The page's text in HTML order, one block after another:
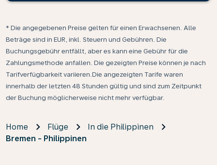
* Die angegebenen Preise gelten für einen Erwachsenen. Alle
Beträge sind in EUR, inkl. Steuern und Gebühren. Die
Buchungsgebühr entfällt, aber es kann eine Gebühr für die
Zahlungsmethode anfallen. Die gezeigten Preise können je nach
Tarifverfügbarkeit variieren.Die angezeigten Tarife waren
innerhalb der letzten 48 Stunden gültig und sind zum Zeitpunkt
der Buchung möglicherweise nicht mehr verfügbar.
Home Flüge
In die Philippinen
Bremen - Philippinen